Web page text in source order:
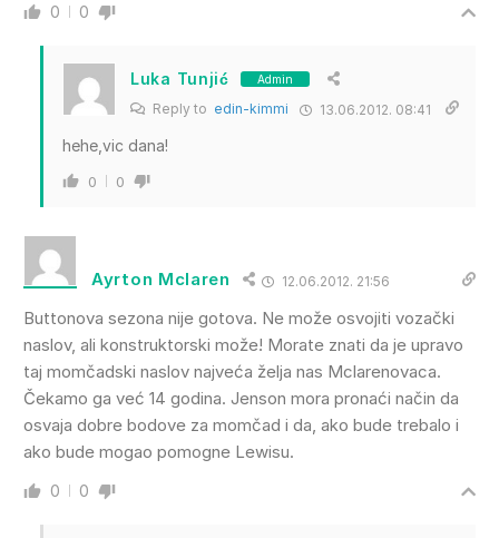
0 0
Luka Tunjić Admin
Reply to edin-kimmi 13.06.2012. 08:41
hehe,vic dana!
0 0
Ayrton Mclaren 12.06.2012. 21:56
Buttonova sezona nije gotova. Ne može osvojiti vozački
naslov, ali konstruktorski može! Morate znati da je upravo
taj momčadski naslov najveća želja nas Mclarenovaca.
Čekamo ga već 14 godina. Jenson mora pronaći način da
osvaja dobre bodove za momčad i da, ako bude trebalo i
ako bude mogao pomogne Lewisu.
0 0